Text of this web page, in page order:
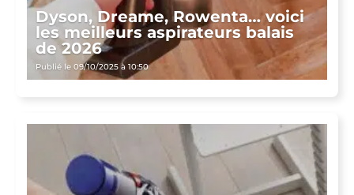
Dyson, Dreame, Rowenta… voici
les meilleurs aspirateurs balais
de 2026
Publié le 09/10/2025 à 10:50